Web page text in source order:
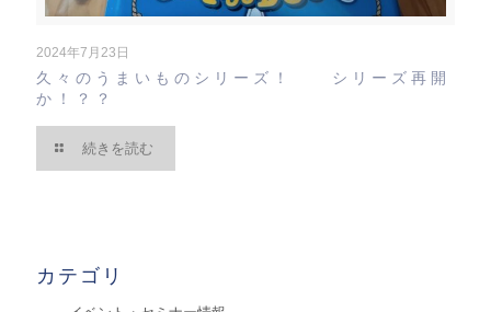
2024年7月23日
久々のうまいものシリーズ！ シリーズ再開
か！？？
続きを読む
カテゴリ